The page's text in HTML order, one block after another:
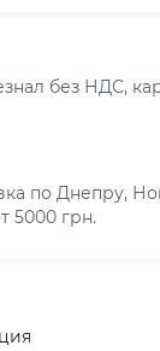
без НДС,
по Днепру,
5000 грн.